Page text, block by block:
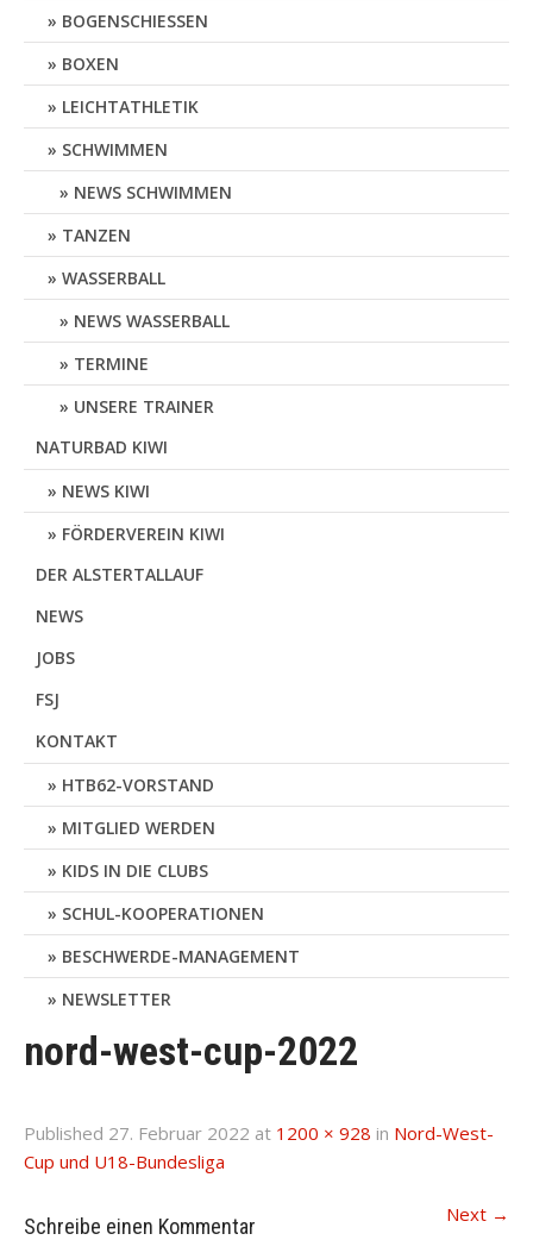
BOGENSCHIESSEN
BOXEN
LEICHTATHLETIK
SCHWIMMEN
NEWS SCHWIMMEN
TANZEN
WASSERBALL
NEWS WASSERBALL
TERMINE
UNSERE TRAINER
NATURBAD KIWI
NEWS KIWI
FÖRDERVEREIN KIWI
DER ALSTERTALLAUF
NEWS
JOBS
FSJ
KONTAKT
HTB62-VORSTAND
MITGLIED WERDEN
KIDS IN DIE CLUBS
SCHUL-KOOPERATIONEN
BESCHWERDE-MANAGEMENT
NEWSLETTER
nord-west-cup-2022
Published 27. Februar 2022 at 1200 × 928 in Nord-West-
Cup und U18-Bundesliga
Next →
Schreibe einen Kommentar